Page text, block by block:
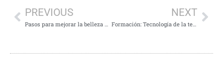
PREVIOUS
Pasos para mejorar la belleza de tus manos
NEXT
Formación: Tecnología de la tercera planta